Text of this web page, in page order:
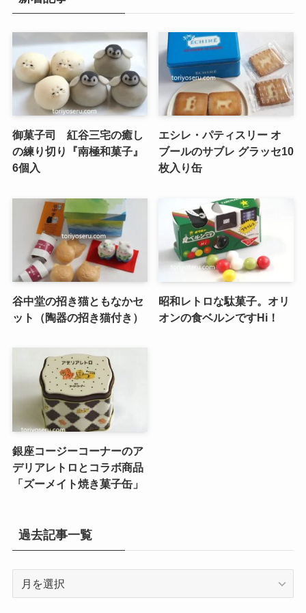
御菓子司 紅谷三宅の癒し
の練り切り『南極和菓子』
6個入
エシレ・パティスリー オ
ブールのサブレ グラッセ10
枚入り缶
谷中堂の招き猫ともなかセ
ット（陶器の招き猫付き）
昭和レトロな駄菓子。オリ
オンの食ベルンですHi！
銀座コージーコーナーのア
デリアレトロとコラボ商品
「ズーメイト焼き菓子缶」
過去記事一覧